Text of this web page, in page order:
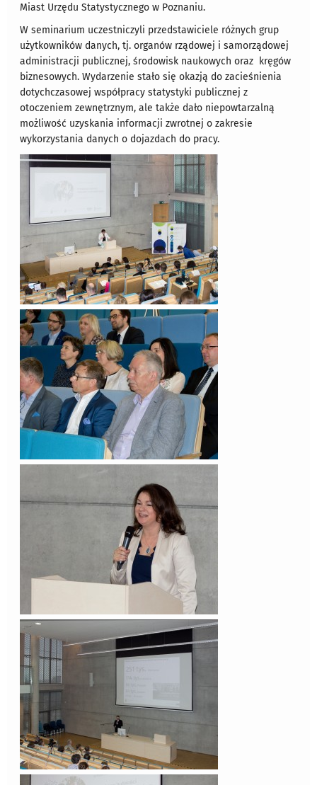
Miast Urzędu Statystycznego w Poznaniu.
W seminarium uczestniczyli przedstawiciele różnych grup
użytkowników danych, tj. organów rządowej i samorządowej
administracji publicznej, środowisk naukowych oraz kręgów
biznesowych. Wydarzenie stało się okazją do zacieśnienia
dotychczasowej współpracy statystyki publicznej z
otoczeniem zewnętrznym, ale także dało niepowtarzalną
możliwość uzyskania informacji zwrotnej o zakresie
wykorzystania danych o dojazdach do pracy.